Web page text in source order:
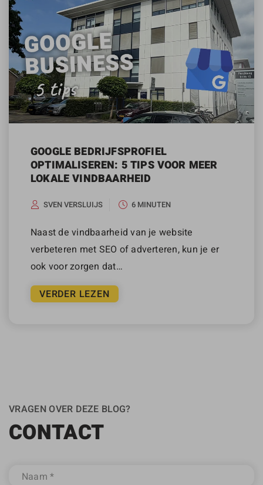
GOOGLE BEDRIJFSPROFIEL
OPTIMALISEREN: 5 TIPS VOOR MEER
LOKALE VINDBAARHEID
SVEN VERSLUIJS 6 MINUTEN
Naast de vindbaarheid van je website
verbeteren met SEO of adverteren, kun je er
ook voor zorgen dat…
VERDER LEZEN
VRAGEN OVER DEZE BLOG?
CONTACT